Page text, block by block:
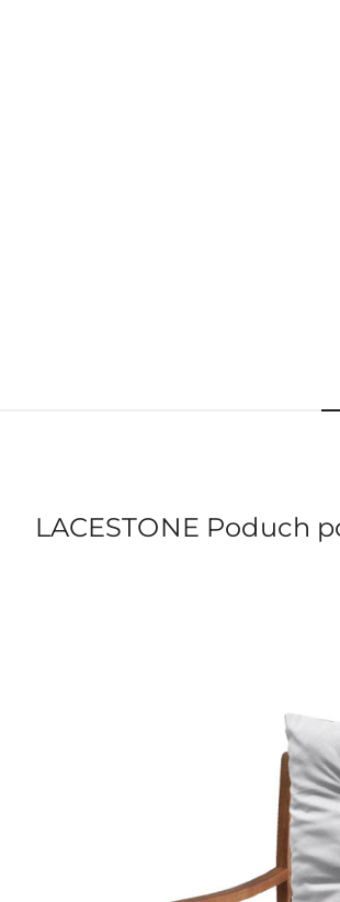
LACESTONE Poduch